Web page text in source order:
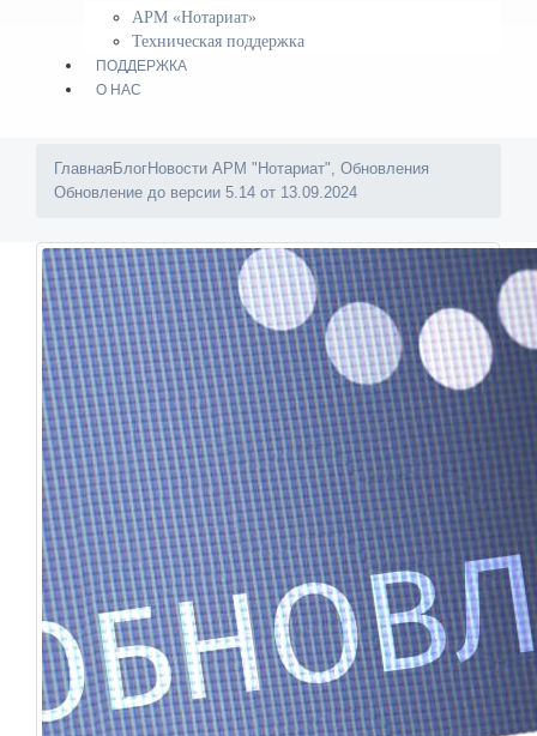
АРМ «Нотариат»
Техническая поддержка
ПОДДЕРЖКА
О НАС
Главная БлогНовости АРМ "Нотариат" Обновления
Обновление до версии 5.14 от 13.09.2024